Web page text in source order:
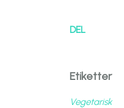
DEL
Etiketter
Vegetarisk